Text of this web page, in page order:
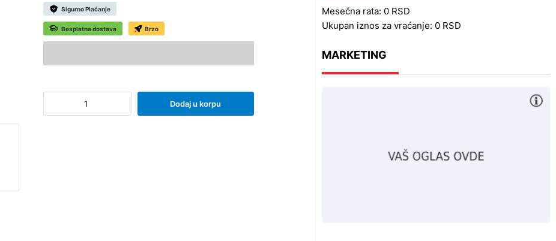
Sigurno Plaćanje
Besplatna dostava Brzo
Dodaj u korpu
Mesečna rata: 0 RSD
Ukupan iznos za vraćanje: 0 RSD
MARKETING